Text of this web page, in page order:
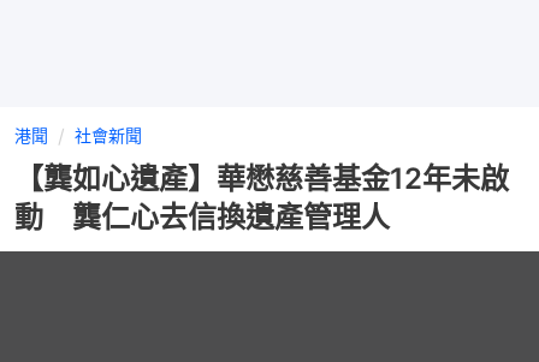
港聞 社會新聞
【龔如心遺產】華懋慈善基金12年未啟
動 龔仁心去信換遺產管理人